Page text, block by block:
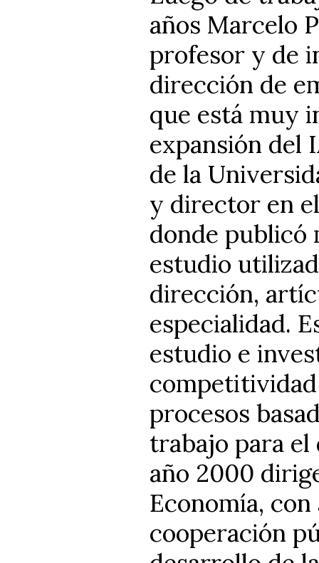
años Marcelo
profesor y de
dirección de
que está muy
expansión del
de la
y director en
donde publicó
estudio
dirección,
especialidad.
estudio e
procesos
trabajo para el
año 2000
Economía,
cooperación